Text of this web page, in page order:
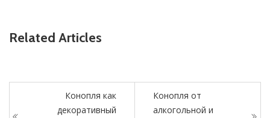
Related Articles
Конопля как
декоративный
Конопля от
алкогольной и